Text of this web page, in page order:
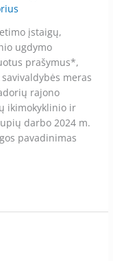
įstaigų,
ugdymo
prašymus*,
meras
rajono
ikimokyklinio ir
darbo 2024 m.
pavadinimas